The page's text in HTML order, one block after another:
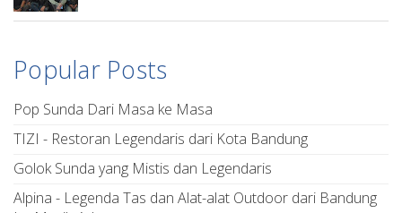
Popular Posts
Pop Sunda Dari Masa ke Masa
TIZI - Restoran Legendaris dari Kota Bandung
Golok Sunda yang Mistis dan Legendaris
Alpina - Legenda Tas dan Alat-alat Outdoor dari Bandung